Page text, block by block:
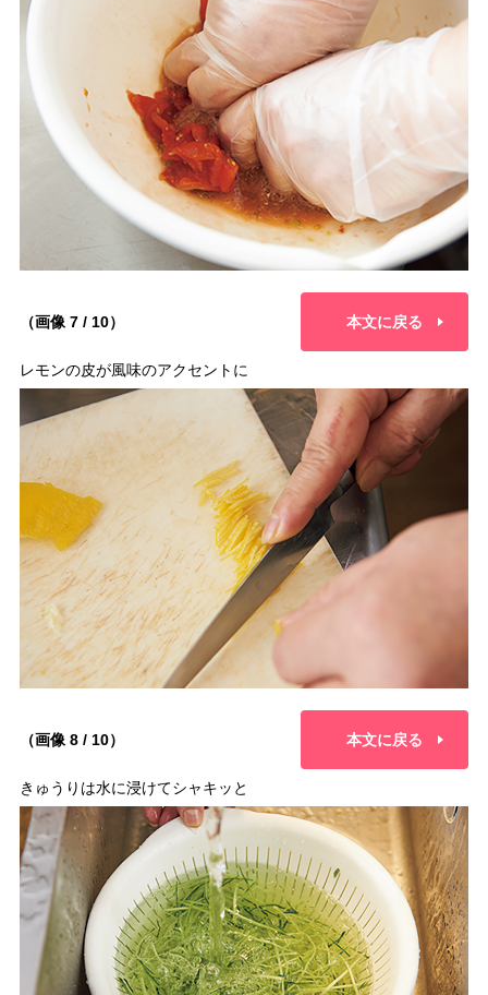
（画像 7 / 10） 本文に戻る
レモンの皮が風味のアクセントに
（画像 8 / 10） 本文に戻る
きゅうりは水に浸けてシャキッと